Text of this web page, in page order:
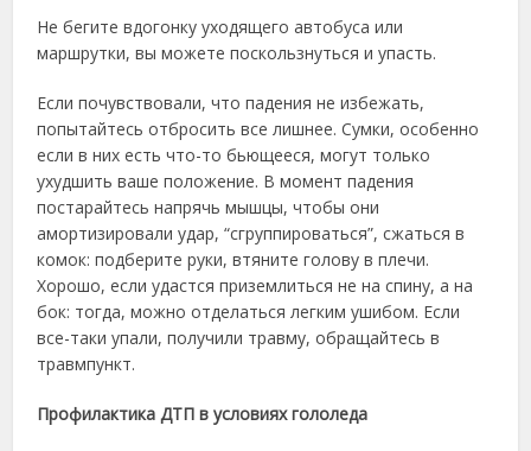
Не бегите вдогонку уходящего автобуса или
маршрутки, вы можете поскользнуться и упасть.
Если почувствовали, что падения не избежать,
попытайтесь отбросить все лишнее. Сумки, особенно
если в них есть что-то бьющееся, могут только
ухудшить ваше положение. В момент падения
постарайтесь напрячь мышцы, чтобы они
амортизировали удар, “сгруппироваться”, сжаться в
комок: подберите руки, втяните голову в плечи.
Хорошо, если удастся приземлиться не на спину, а на
бок: тогда, можно отделаться легким ушибом. Если
все-таки упали, получили травму, обращайтесь в
травмпункт.
Профилактика ДТП в условиях гололеда